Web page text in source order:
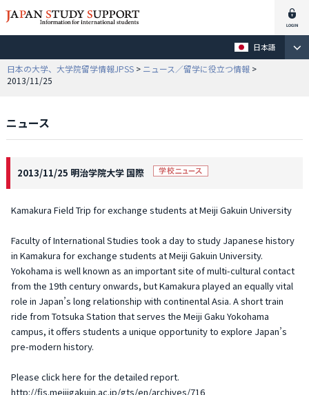
日本語
日本の大学、大学院留学情報JPSS > ニュース／留学に役立つ情報 >
2013/11/25
ニュース
2013/11/25 明治学院大学 国際
Kamakura Field Trip for exchange students at Meiji Gakuin University
Faculty of International Studies took a day to study Japanese history
in Kamakura for exchange students at Meiji Gakuin University.
Yokohama is well known as an important site of multi-cultural contact
from the 19th century onwards, but Kamakura played an equally vital
role in Japan’s long relationship with continental Asia. A short train
ride from Totsuka Station that serves the Meiji Gaku Yokohama
campus, it offers students a unique opportunity to explore Japan’s
pre-modern history.
Please click here for the detailed report.
http://fis.meijigakuin.ac.jp/gts/en/archives/716